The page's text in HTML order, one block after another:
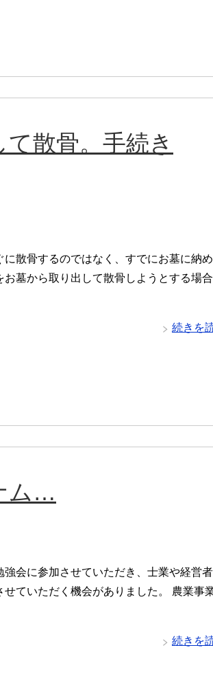
散骨。手続き
に散骨するのではなく、すでにお墓に納
墓から取り出して散骨しようとする場合
続きを
ム…
強会に参加させていただき、士業や経営
せていただく機会がありました。 農業事
続きを